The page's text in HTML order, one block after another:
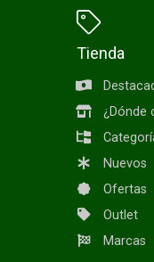
Tienda
¿Dónde
Nuevos
Ofertas
Outlet
Marcas